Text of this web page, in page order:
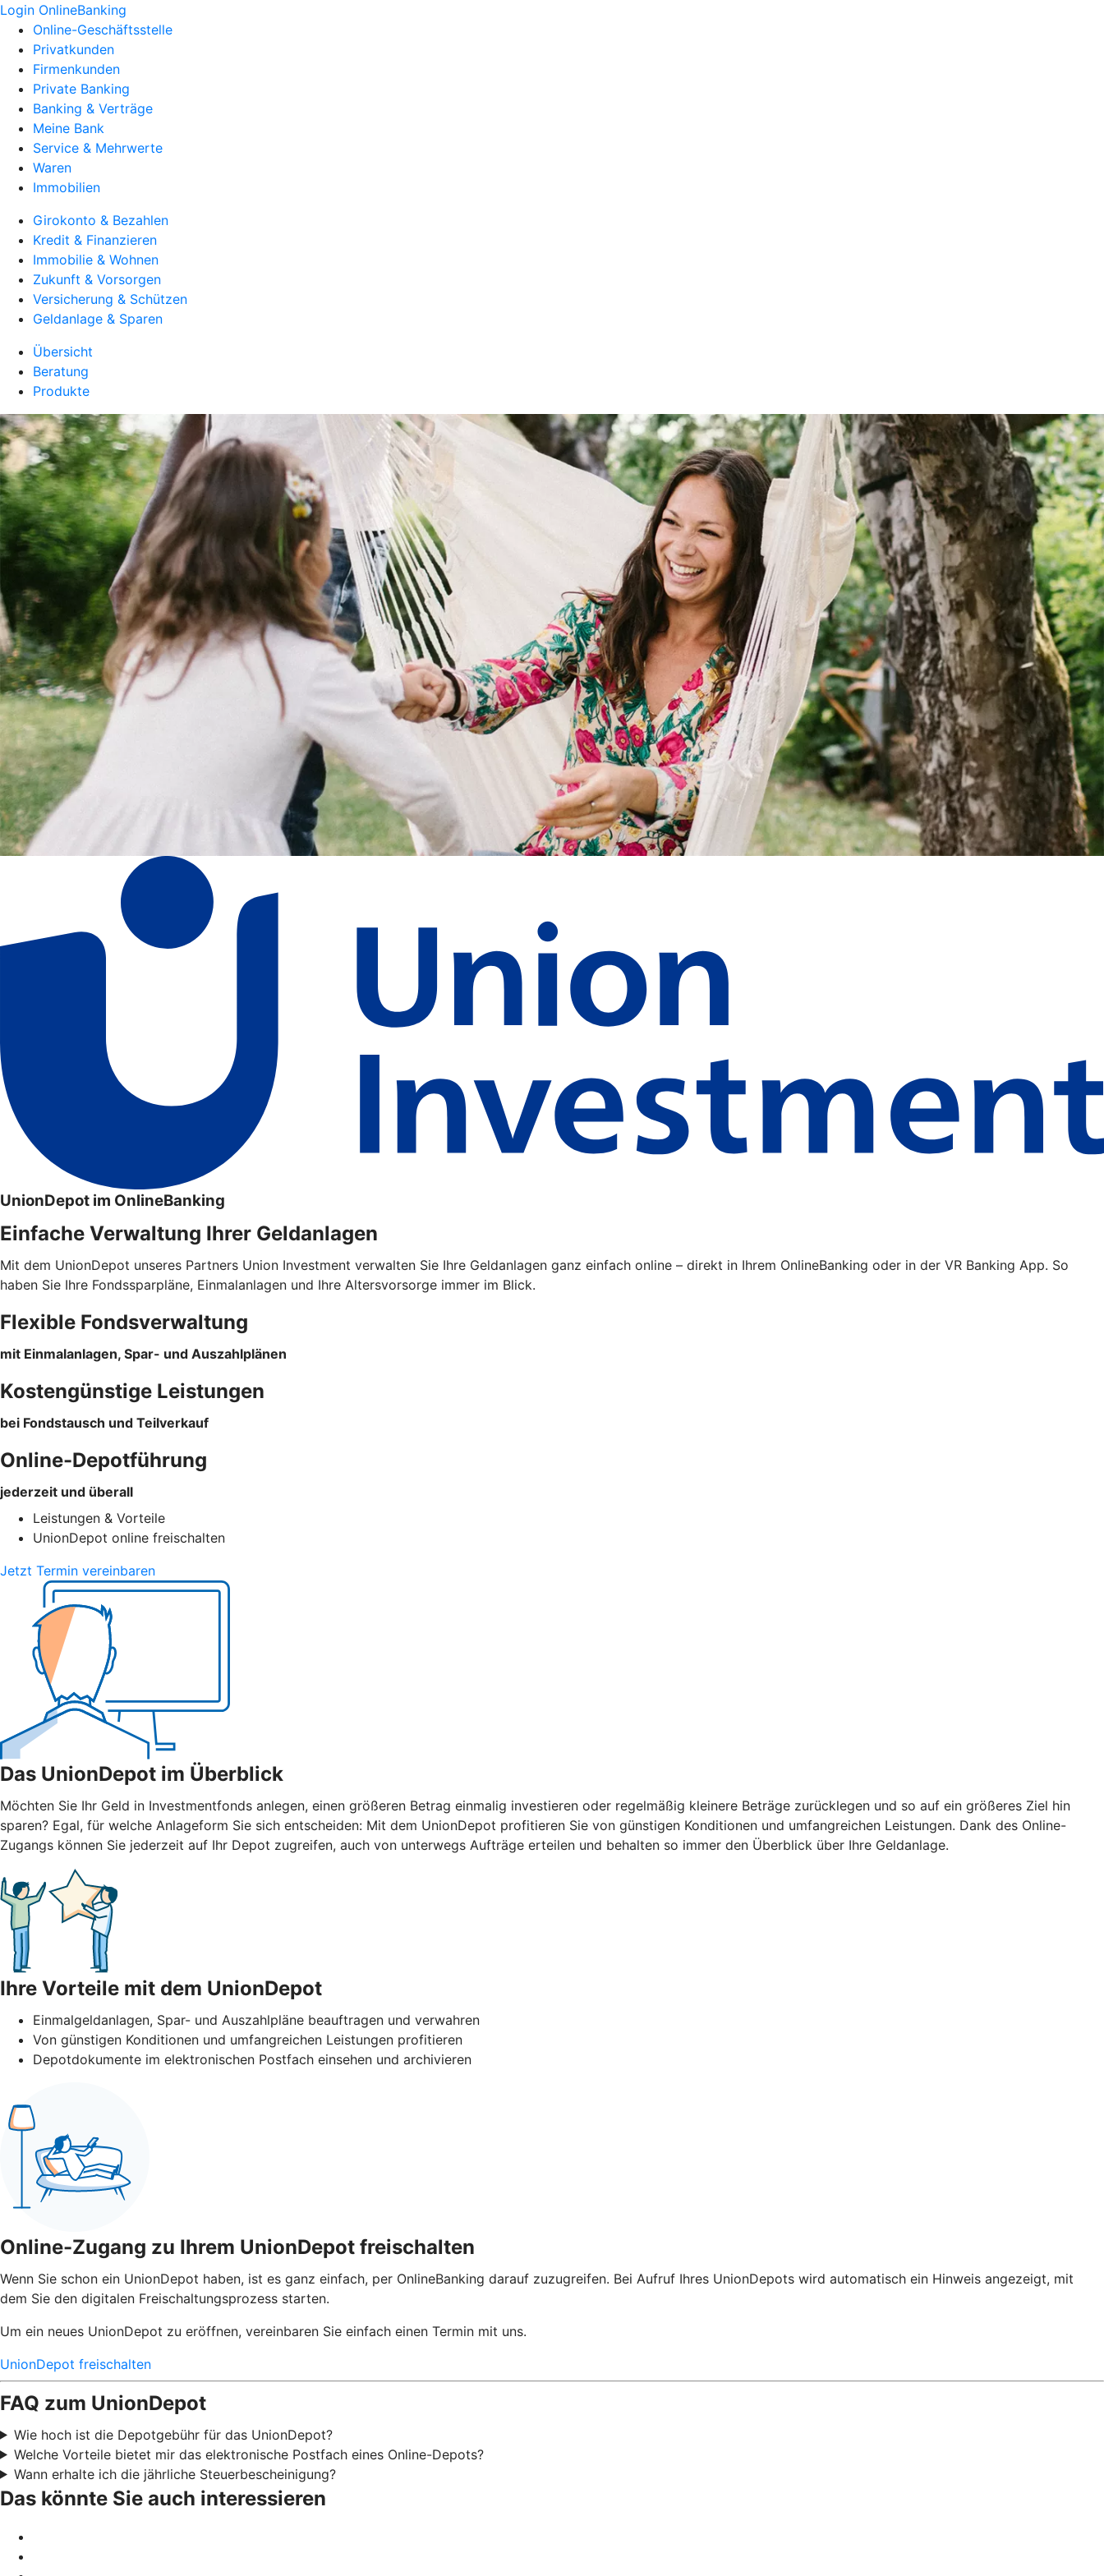
Login OnlineBanking
Online-Geschäftsstelle
Privatkunden
Firmenkunden
Private Banking
Banking & Verträge
Meine Bank
Service & Mehrwerte
Waren
Immobilien
Girokonto & Bezahlen
Kredit & Finanzieren
Immobilie & Wohnen
Zukunft & Vorsorgen
Versicherung & Schützen
Geldanlage & Sparen
Übersicht
Beratung
Produkte
UnionDepot im OnlineBanking
Einfache Verwaltung Ihrer Geldanlagen
Mit dem UnionDepot unseres Partners Union Investment verwalten Sie Ihre Geldanlagen ganz einfach online – direkt in Ihrem OnlineBanking oder in der VR Banking App. So
haben Sie Ihre Fondssparpläne, Einmalanlagen und Ihre Altersvorsorge immer im Blick.
Flexible Fondsverwaltung
mit Einmalanlagen, Spar- und Auszahlplänen
Kostengünstige Leistungen
bei Fondstausch und Teilverkauf
Online-Depotführung
jederzeit und überall
Leistungen & Vorteile
UnionDepot online freischalten
Jetzt Termin vereinbaren
Das UnionDepot im Überblick
Möchten Sie Ihr Geld in Investmentfonds anlegen, einen größeren Betrag einmalig investieren oder regelmäßig kleinere Beträge zurücklegen und so auf ein größeres Ziel hin
sparen? Egal, für welche Anlageform Sie sich entscheiden: Mit dem UnionDepot profitieren Sie von günstigen Konditionen und umfangreichen Leistungen. Dank des Online-
Zugangs können Sie jederzeit auf Ihr Depot zugreifen, auch von unterwegs Aufträge erteilen und behalten so immer den Überblick über Ihre Geldanlage.
Ihre Vorteile mit dem UnionDepot
Einmalgeldanlagen, Spar- und Auszahlpläne beauftragen und verwahren
Von günstigen Konditionen und umfangreichen Leistungen profitieren
Depotdokumente im elektronischen Postfach einsehen und archivieren
Online-Zugang zu Ihrem UnionDepot freischalten
Wenn Sie schon ein UnionDepot haben, ist es ganz einfach, per OnlineBanking darauf zuzugreifen. Bei Aufruf Ihres UnionDepots wird automatisch ein Hinweis angezeigt, mit
dem Sie den digitalen Freischaltungsprozess starten.
Um ein neues UnionDepot zu eröffnen, vereinbaren Sie einfach einen Termin mit uns.
UnionDepot freischalten
FAQ zum UnionDepot
Wie hoch ist die Depotgebühr für das UnionDepot?
Welche Vorteile bietet mir das elektronische Postfach eines Online-Depots?
Wann erhalte ich die jährliche Steuerbescheinigung?
Das könnte Sie auch interessieren